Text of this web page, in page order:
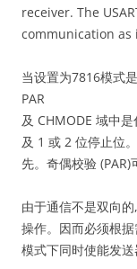
receiver. The
communication as
当设置为7816模式
PAR
及 CHMODE 域中
及 1 或 2 位停止位
先。奇偶校验
由于通信不是双向
操作。因而必须根
模式下同时使能发送